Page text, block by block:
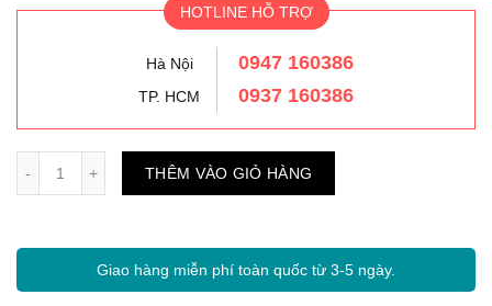
HOTLINE HỖ TRỢ
Hà Nội 0947 160386
TP. HCM 0937 160386
THÊM VÀO GIỎ HÀNG
Giao hàng miễn phí toàn quốc từ 3-5 ngày.